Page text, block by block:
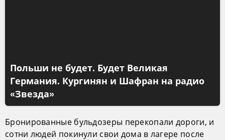
Польши не будет. Будет Великая
Германия. Кургинян и Шафран на радио
«Звезда»
Бронированные бульдозеры перекопали дороги, и
сотни людей покинули свои дома в лагере после